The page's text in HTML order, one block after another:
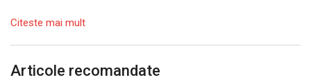
Citeste mai mult
Articole recomandate